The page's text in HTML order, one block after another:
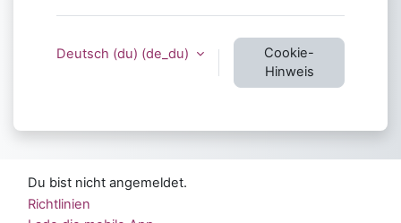
Deutsch (du) ‎(de_du)‎
Cookie-
Hinweis
Du bist nicht angemeldet.
Richtlinien